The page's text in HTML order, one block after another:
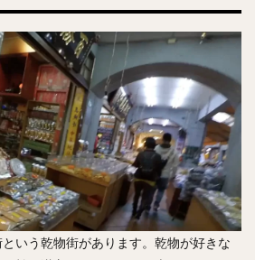
いう乾物街があります。乾物が好きな